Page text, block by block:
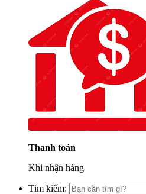
Thanh toán
Khi nhận hàng
Tìm kiếm: